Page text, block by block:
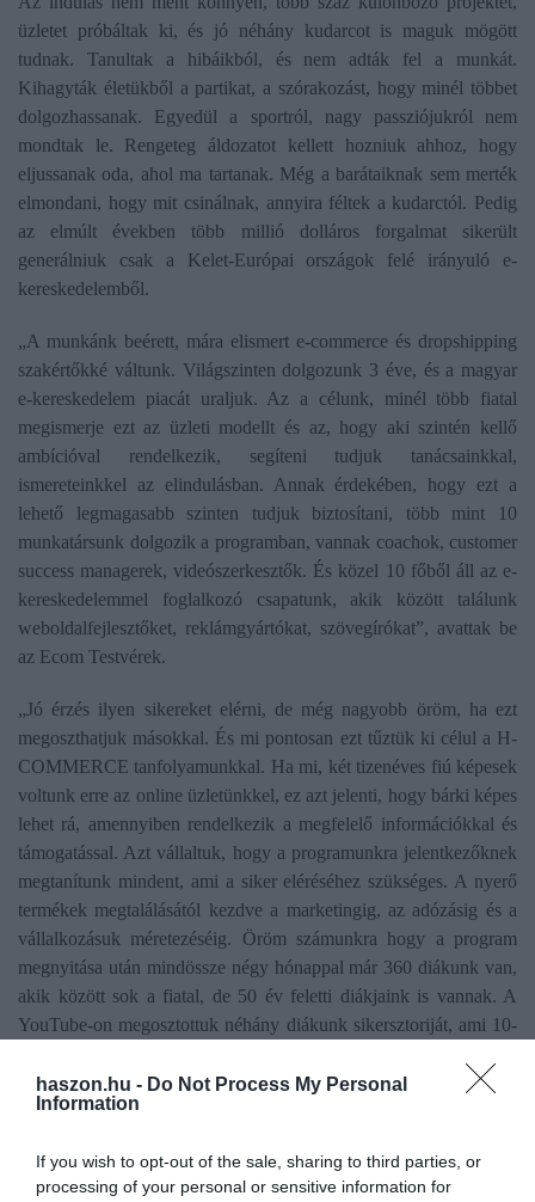
haszon.hu - Do Not Process My Personal
Information
If you wish to opt-out of the sale, sharing to third parties, or
processing of your personal or sensitive information for
üzletet próbáltak ki, és jó néhány kudarcot is maguk mögött
tudnak. Tanultak a hibáikból, és nem adták fel a munkát.
Kihagyták életükből a partikat, a szórakozást, hogy minél többet
dolgozhassanak. Egyedül a sportról, nagy passziójukról nem
mondtak le. Rengeteg áldozatot kellett hozniuk ahhoz, hogy
eljussanak oda, ahol ma tartanak. Még a barátaiknak sem merték
elmondani, hogy mit csinálnak, annyira féltek a kudarctól. Pedig
az elmúlt években több millió dolláros forgalmat sikerült
generálniuk csak a Kelet-Európai országok felé irányuló e-
kereskedelemből.
„A munkánk beérett, mára elismert e-commerce és dropshipping
szakértőkké váltunk. Világszinten dolgozunk 3 éve, és a magyar
e-kereskedelem piacát uraljuk. Az a célunk, minél több fiatal
megismerje ezt az üzleti modellt és az, hogy aki szintén kellő
ambícióval rendelkezik, segíteni tudjuk tanácsainkkal,
ismereteinkkel az elindulásban. Annak érdekében, hogy ezt a
lehető legmagasabb szinten tudjuk biztosítani, több mint 10
munkatársunk dolgozik a programban, vannak coachok, customer
success managerek, videószerkesztők. És közel 10 főből áll az e-
kereskedelemmel foglalkozó csapatunk, akik között találunk
weboldalfejlesztőket, reklámgyártókat, szövegírókat”, avattak be
az Ecom Testvérek.
„Jó érzés ilyen sikereket elérni, de még nagyobb öröm, ha ezt
megoszthatjuk másokkal. És mi pontosan ezt tűztük ki célul a H-
COMMERCE tanfolyamunkkal. Ha mi, két tizenéves fiú képesek
voltunk erre az online üzletünkkel, ez azt jelenti, hogy bárki képes
lehet rá, amennyiben rendelkezik a megfelelő információkkal és
támogatással. Azt vállaltuk, hogy a programunkra jelentkezőknek
megtanítunk mindent, ami a siker eléréséhez szükséges. A nyerő
termékek megtalálásától kezdve a marketingig, az adózásig és a
vállalkozásuk méretezéséig. Öröm számunkra hogy a program
megnyitása után mindössze négy hónappal már 360 diákunk van,
akik között sok a fiatal, de 50 év feletti diákjaink is vannak. A
YouTube-on megosztottuk néhány diákunk sikersztoriját, ami 10-
Ecom Testvérek.